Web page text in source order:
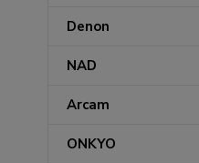
Denon
NAD
Arcam
ONKYO